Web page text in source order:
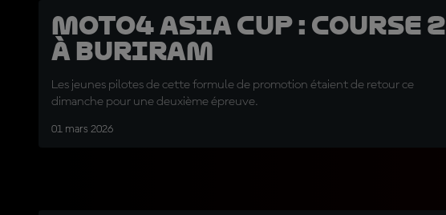
Moto4 Asia Cup : Course 2
à Buriram
Les jeunes pilotes de cette formule de promotion étaient de retour ce
dimanche pour une deuxième épreuve.
01 mars 2026